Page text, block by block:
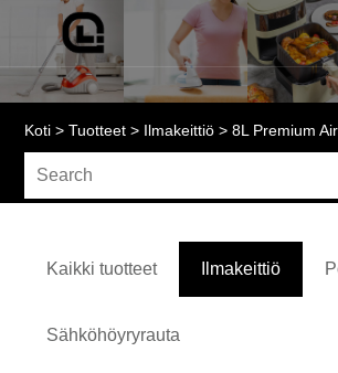
Koti > Tuotteet > Ilmakeittiö > 8L Premium
Kaikki tuotteet Ilmakeittiö
Sähköhöyryrauta